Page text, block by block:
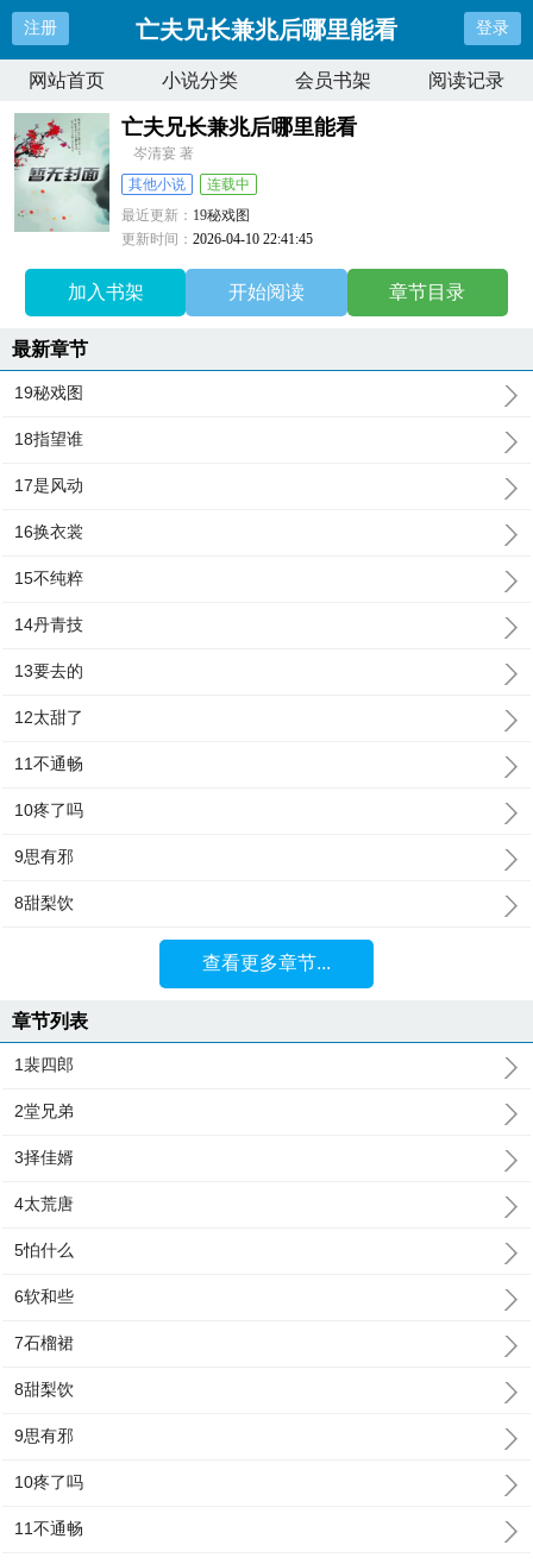
注册 亡夫兄长兼兆后哪里能看 登录
网站首页 小说分类 会员书架 阅读记录
亡夫兄长兼兆后哪里能看
岑清宴 著
其他小说
连载中
最近更新： 19秘戏图
更新时间：2026-04-10 22:41:45
加入书架 开始阅读 章节目录
最新章节
19秘戏图
18指望谁
17是风动
16换衣裳
15不纯粹
14丹青技
13要去的
12太甜了
11不通畅
10疼了吗
9思有邪
8甜梨饮
查看更多章节...
章节列表
1裴四郎
2堂兄弟
3择佳婿
4太荒唐
5怕什么
6软和些
7石榴裙
8甜梨饮
9思有邪
10疼了吗
11不通畅